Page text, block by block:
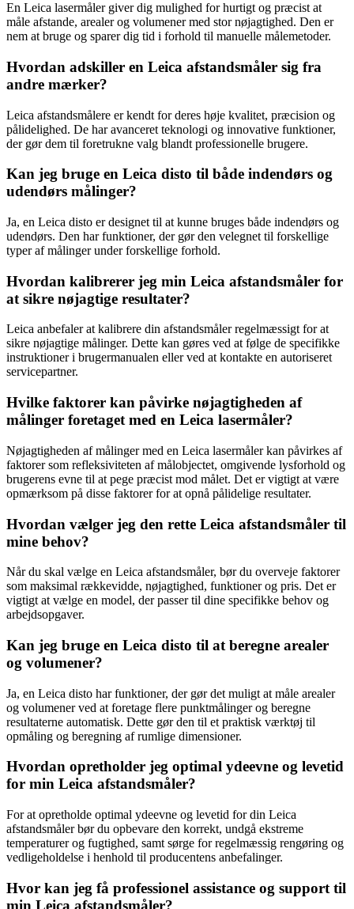
En Leica lasermåler giver dig mulighed for hurtigt og præcist at
måle afstande, arealer og volumener med stor nøjagtighed. Den er
nem at bruge og sparer dig tid i forhold til manuelle målemetoder.
Hvordan adskiller en Leica afstandsmåler sig fra
andre mærker?
Leica afstandsmålere er kendt for deres høje kvalitet, præcision og
pålidelighed. De har avanceret teknologi og innovative funktioner,
der gør dem til foretrukne valg blandt professionelle brugere.
Kan jeg bruge en Leica disto til både indendørs og
udendørs målinger?
Ja, en Leica disto er designet til at kunne bruges både indendørs og
udendørs. Den har funktioner, der gør den velegnet til forskellige
typer af målinger under forskellige forhold.
Hvordan kalibrerer jeg min Leica afstandsmåler for
at sikre nøjagtige resultater?
Leica anbefaler at kalibrere din afstandsmåler regelmæssigt for at
sikre nøjagtige målinger. Dette kan gøres ved at følge de specifikke
instruktioner i brugermanualen eller ved at kontakte en autoriseret
servicepartner.
Hvilke faktorer kan påvirke nøjagtigheden af
målinger foretaget med en Leica lasermåler?
Nøjagtigheden af målinger med en Leica lasermåler kan påvirkes af
faktorer som refleksiviteten af målobjectet, omgivende lysforhold og
brugerens evne til at pege præcist mod målet. Det er vigtigt at være
opmærksom på disse faktorer for at opnå pålidelige resultater.
Hvordan vælger jeg den rette Leica afstandsmåler til
mine behov?
Når du skal vælge en Leica afstandsmåler, bør du overveje faktorer
som maksimal rækkevidde, nøjagtighed, funktioner og pris. Det er
vigtigt at vælge en model, der passer til dine specifikke behov og
arbejdsopgaver.
Kan jeg bruge en Leica disto til at beregne arealer
og volumener?
Ja, en Leica disto har funktioner, der gør det muligt at måle arealer
og volumener ved at foretage flere punktmålinger og beregne
resultaterne automatisk. Dette gør den til et praktisk værktøj til
opmåling og beregning af rumlige dimensioner.
Hvordan opretholder jeg optimal ydeevne og levetid
for min Leica afstandsmåler?
For at opretholde optimal ydeevne og levetid for din Leica
afstandsmåler bør du opbevare den korrekt, undgå ekstreme
temperaturer og fugtighed, samt sørge for regelmæssig rengøring og
vedligeholdelse i henhold til producentens anbefalinger.
Hvor kan jeg få professionel assistance og support til
min Leica afstandsmåler?